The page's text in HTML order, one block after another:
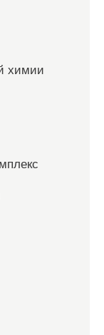
химии